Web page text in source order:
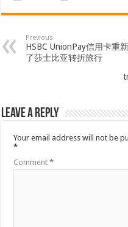
Previous
HSBC UnionPay信用卡重
了莎士比亚转折旅行
Leave a Reply
Your email address will not be
*
Comment*